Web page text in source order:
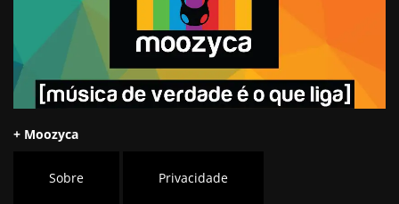
+ Moozyca
Sobre Privacidade